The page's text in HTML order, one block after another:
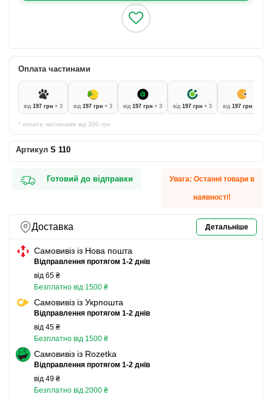
Оплата частинами
від 197 грн × 3 від 197 грн × 3 від 197 грн × 3 від 197 грн × 3 від 197 грн
* оплата частинами від 300 грн
Артикул S 110
Готовий до відправки Увага: Останні товари в
наявності!
Доставка Детальніше
Самовивіз із Нова пошта
Відправлення протягом 1-2 днів
від 65 ₴
Безплатно від 1500 ₴
Самовивіз із Укрпошта
Відправлення протягом 1-2 днів
від 45 ₴
Безплатно від 1500 ₴
Самовивіз із Rozetka
Відправлення протягом 1-2 днів
від 49 ₴
Безплатно від 2000 ₴